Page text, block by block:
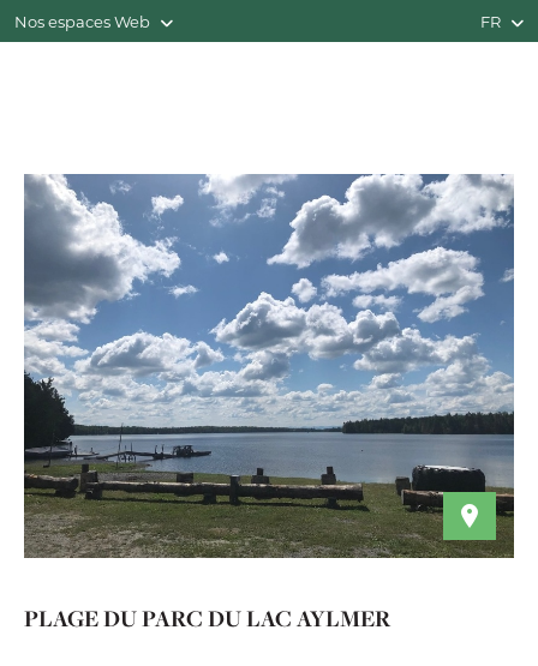
Nos espaces Web FR
PLAGE DU PARC DU LAC AYLMER